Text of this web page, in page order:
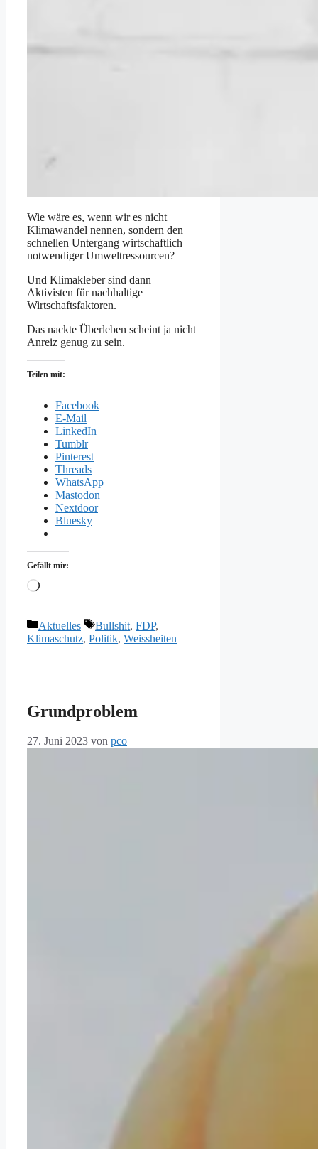
Wie wäre es, wenn wir es nicht
Klimawandel nennen, sondern den
schnellen Untergang wirtschaftlich
notwendiger Umweltressourcen?
Und Klimakleber sind dann
Aktivisten für nachhaltige
Wirtschaftsfaktoren.
Das nackte Überleben scheint ja nicht
Anreiz genug zu sein.
Teilen mit:
Facebook
E-Mail
LinkedIn
Tumblr
Pinterest
Threads
WhatsApp
Mastodon
Nextdoor
Bluesky
Gefällt mir:
Wird
Kategorien
Aktuelles Schlagwörter
Bullshit, FDP,
Klimaschutz, Politik, Weissheiten
Grundproblem
27. Juni 2023 von pco